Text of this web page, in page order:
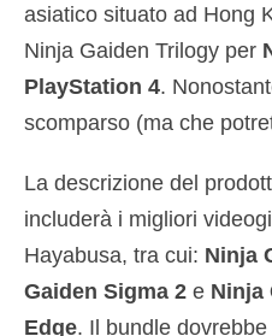
asiatico situato ad Hong
Ninja Gaiden Trilogy per
PlayStation 4.
scomparso (ma che
La descrizione del
includerà i migliori
Hayabusa, tra cui: Ninja
Gaiden Sigma 2 e Ninja
Edge. Il bundle